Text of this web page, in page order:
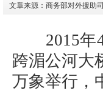
文章来源： 商务部对外援助司
2015年4
跨湄公河大
万象举行，